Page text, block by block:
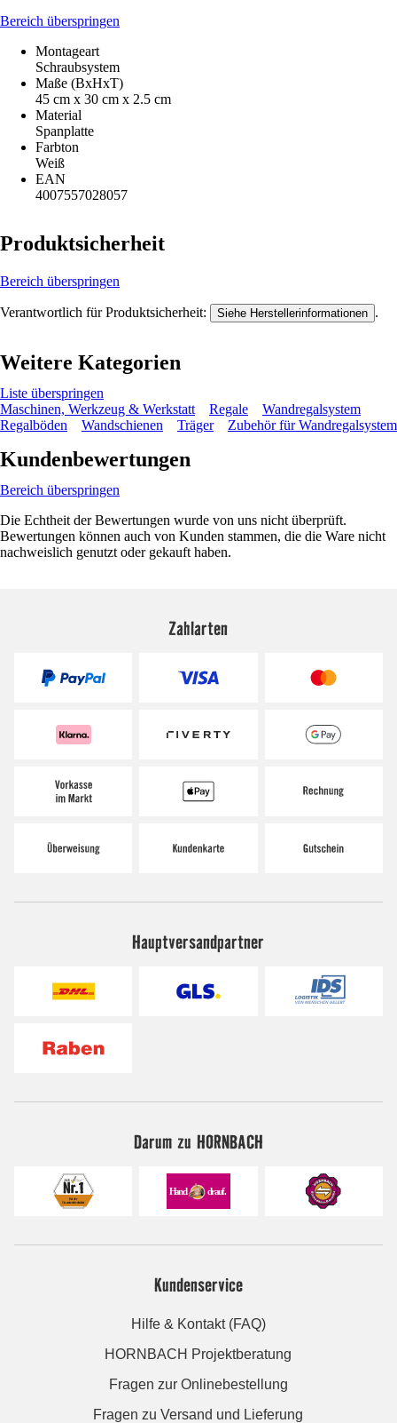
Bereich überspringen
Montageart
Schraubsystem
Maße (BxHxT)
45 cm x 30 cm x 2.5 cm
Material
Spanplatte
Farbton
Weiß
EAN
4007557028057
Produktsicherheit
Bereich überspringen
Verantwortlich für Produktsicherheit: Siehe Herstellerinformationen .
Weitere Kategorien
Liste überspringen
Maschinen, Werkzeug & Werkstatt
Regale
Wandregalsystem
Regalböden
Wandschienen Träger Zubehör für Wandregalsystem
Kundenbewertungen
Bereich überspringen
Die Echtheit der Bewertungen wurde von uns nicht überprüft.
Bewertungen können auch von Kunden stammen, die die Ware nicht
nachweislich genutzt oder gekauft haben.
Zahlarten
Hauptversandpartner
Darum zu HORNBACH
Kundenservice
Hilfe & Kontakt (FAQ)
HORNBACH Projektberatung
Fragen zur Onlinebestellung
Fragen zu Versand und Lieferung